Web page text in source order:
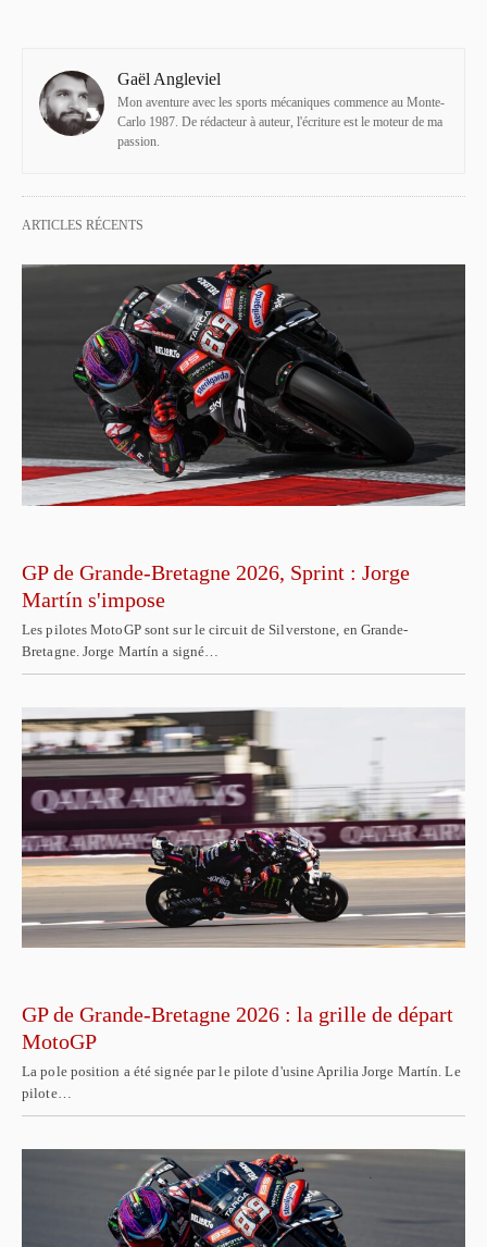
Gaël Angleviel
Mon aventure avec les sports mécaniques commence au Monte-
Carlo 1987. De rédacteur à auteur, l'écriture est le moteur de ma
passion.
ARTICLES RÉCENTS
GP de Grande-Bretagne 2026, Sprint : Jorge
Martín s'impose
Les pilotes MotoGP sont sur le circuit de Silverstone, en Grande-
Bretagne. Jorge Martín a signé…
GP de Grande-Bretagne 2026 : la grille de départ
MotoGP
La pole position a été signée par le pilote d'usine Aprilia Jorge Martín. Le
pilote…